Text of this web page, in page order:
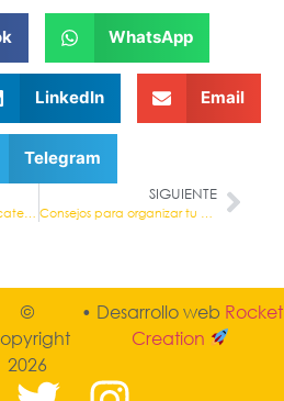
WhatsApp
LinkedIn Email
Telegram
10 consejos para elegir catering para tu boda
SIGUIENTE
Consejos para organizar tu cena de empresa de Navidad
©
2026
• Desarrollo web Rocket
Creation